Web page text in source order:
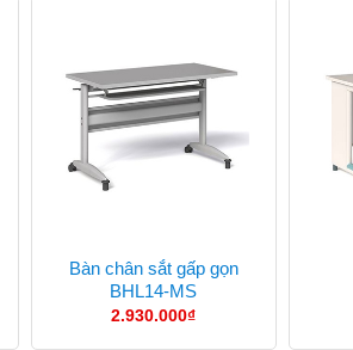
Bàn chân sắt gấp gọn
BHL14-MS
2.930.000₫